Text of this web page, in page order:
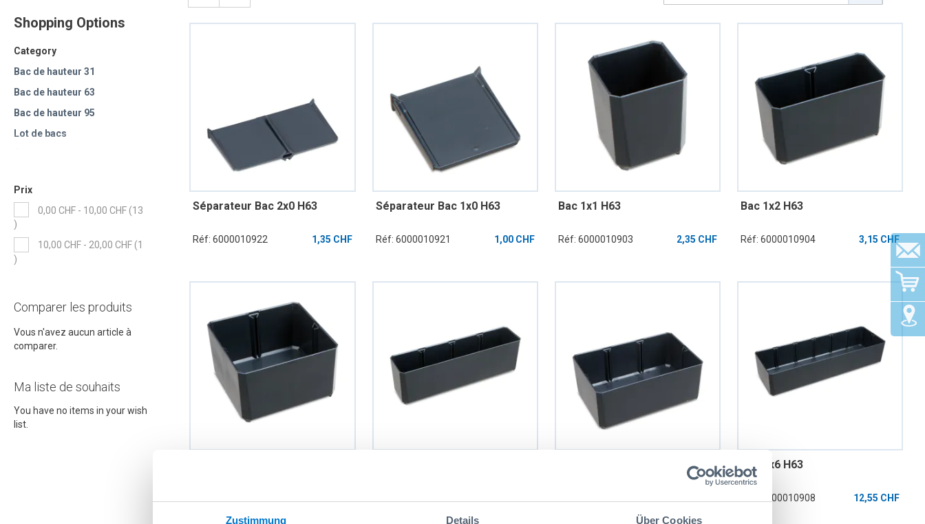
Zustimmung Details Über Cookies
Séparateur Bac 2x0 H63
Réf: 6000010922 1,35 CHF
Séparateur Bac 1x0 H63
Réf: 6000010921 1,00 CHF
Bac 1x1 H63
Réf: 6000010903 2,35 CHF
Bac 1x2 H63
Réf: 6000010904 3,15 CHF
Bac 2x6 H63
Réf: 6000010908 12,55 CHF
Shopping Options
Category
Bac de hauteur 31
Bac de hauteur 63
Bac de hauteur 95
Lot de bacs
Prix
0,00 CHF - 10,00 CHF 13
items
10,00 CHF - 20,00 CHF 1
item
Comparer les produits
Vous n'avez aucun article à
comparer.
Ma liste de souhaits
You have no items in your wish
list.